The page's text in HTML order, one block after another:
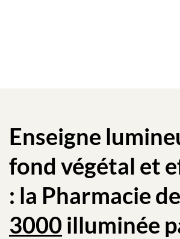
Enseigne
fond végétal et
: la Pharmacie de
3000 illuminée